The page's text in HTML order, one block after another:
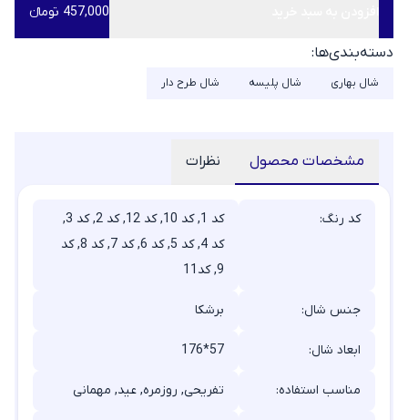
457,000 تومانء
دسته‌بندی‌ها:
شال بهاری شال پلیسه شال طرح دار
مشخصات محصول نظرات
کد رنگ:
کد 1, کد 10, کد 12, کد 2, کد 3,
کد 4, کد 5, کد 6, کد 7, کد 8, کد
9, کد11
جنس شال: برشکا
ابعاد شال: 176*57
مناسب استفاده: تفریحی, روزمره, عید, مهمانی